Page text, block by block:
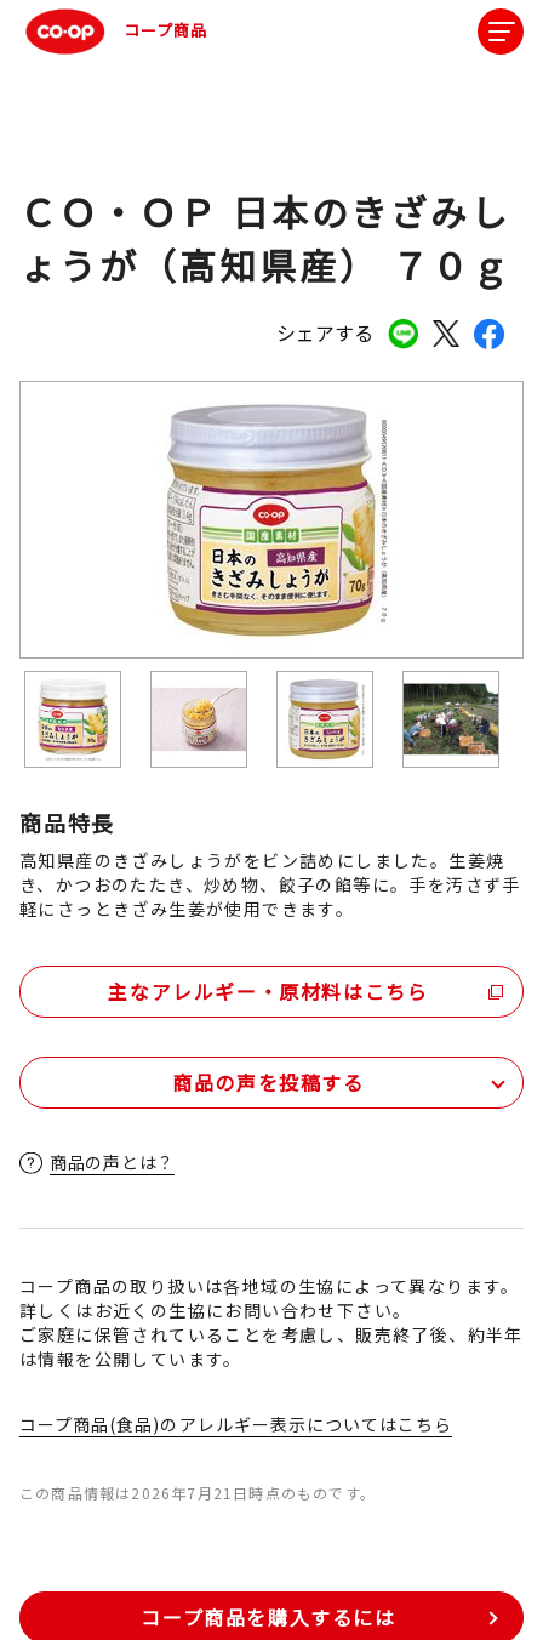
コープ商品
シェアする
ＣＯ・ＯＰ 日本のきざみし
ょうが（高知県産） ７０ｇ
商品特長
高知県産のきざみしょうがをビン詰めにしました。生姜焼
き、かつおのたたき、炒め物、餃子の餡等に。手を汚さず手
軽にさっときざみ生姜が使用できます。
主なアレルギー・原材料はこちら
商品の声を投稿する
商品の声とは？
コープ商品の取り扱いは各地域の生協によって異なります。
詳しくはお近くの生協にお問い合わせ下さい。
ご家庭に保管されていることを考慮し、販売終了後、約半年
は情報を公開しています。
コープ商品(食品)のアレルギー表示についてはこちら
この商品情報は2026年7月21日時点のものです。
コープ商品を購入するには